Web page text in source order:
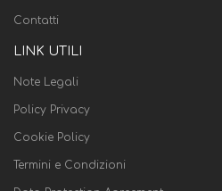
Contatti
LINK UTILI
Note Legali
Policy Privacy
Cookie Policy
Termini e Condizioni